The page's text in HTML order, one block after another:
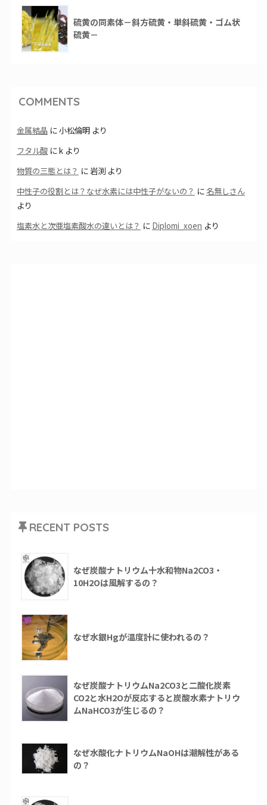
硫黄の同素体－斜方硫黄・単斜硫黄・ゴム状
硫黄－
COMMENTS
金属結晶に小松倫明より
フタル酸にkより
物質の三態とは？ に岩渕より
中性子の役割とは？なぜ水素には中性子がないの？ に名無しさん
より
塩素水と次亜塩素酸水の違いとは？ に Diplomi_xoen より
RECENT POSTS
なぜ炭酸ナトリウム十水和物Na2CO3・
10H2Oは風解するの？
なぜ水銀Hgが温度計に使われるの？
なぜ炭酸ナトリウムNa2CO3と二酸化炭素
CO2と水H2Oが反応すると炭酸水素ナトリウ
ムNaHCO3が生じるの？
なぜ水酸化ナトリウムNaOHは潮解性がある
の？